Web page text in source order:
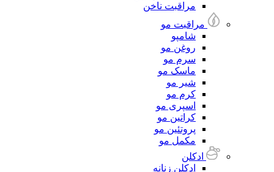
مراقبت ناخن
مراقبت مو
شامپو
روغن مو
سرم مو
ماسک مو
شیر مو
کرم مو
اسپری مو
کراتین مو
پروتئین مو
مکمل مو
ادکلن
ادکلن زنانه